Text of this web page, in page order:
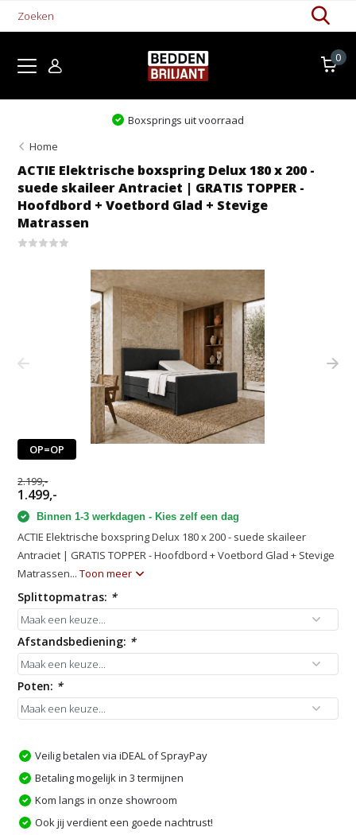
0
Home
ACTIE Elektrische boxspring Delux 180 x 200 -
suede skaileer Antraciet | GRATIS TOPPER -
Hoofdbord + Voetbord Glad + Stevige
Matrassen
OP=OP
2.199,-
1.499,-
Binnen 1-3 werkdagen - Kies zelf een dag
ACTIE Elektrische boxspring Delux 180 x 200 - suede skaileer
Antraciet | GRATIS TOPPER - Hoofdbord + Voetbord Glad + Stevige
Matrassen...Toon meer
Splittopmatras: *
Afstandsbediening: *
Poten: *
Veilig betalen via iDEAL of SprayPay
Betaling mogelijk in 3 termijnen
Kom langs in onze showroom
Ook jij verdient een goede nachtrust!